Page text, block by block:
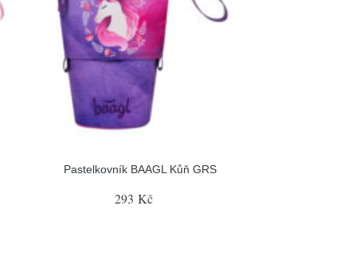
Pastelkovník BAAGL Kůň GRS
293 Kč